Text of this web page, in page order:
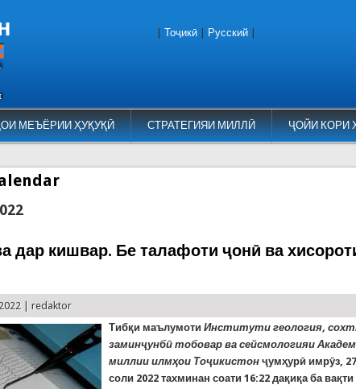
МЕЪЁРИИ ҲУҚУҚӢ СТРАТЕГИЯИ МИЛЛӢ ҶОЙИ КОРИ
Тоҷикӣ Русский
дар кишвар. Бе талафоти ҷонӣ ва
|redaktor
Тибқи маълумотиИнститути геология,
заминҷунбӣ тобовар ва сейсмологияи
миллии илмҳои Тоҷикистон ҷумҳурӣ имрӯз,
соли 2022 тахминан соати 16:22 дақиқа ба вақти